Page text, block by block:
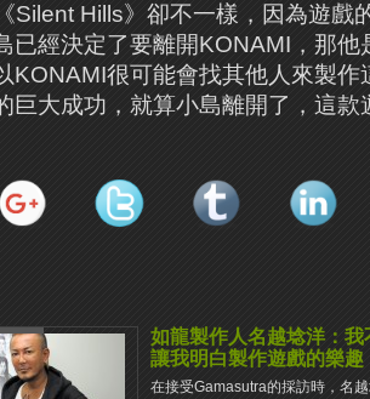
Silent Hills》卻不一樣，因為遊戲
已經決定了要離開KONAMI，那他
KONAMI很可能會找其他人來製作
巨大成功，就算小島離開了，這款
如龍製作人名越埝洋：
讓我明白製作遊戲的樂趣
在接受Gamasutra的採訪時，名